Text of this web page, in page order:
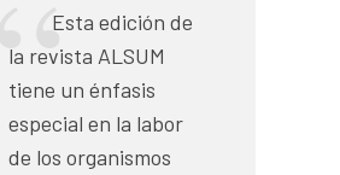
Esta edición de
la revista ALSUM
tiene un énfasis
especial en la labor
de los organismos